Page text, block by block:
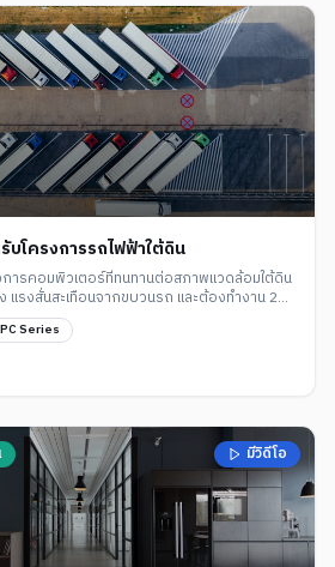
บโครงการรถไฟฟ้าใต้ดิน
ารคอมพิวเตอร์ที่ทนทานต่อสภาพแวดล้อมใต้ดิน
รงสั่นสะเทือนจากขบวนรถ และต้องทำงาน 24
จัดการสถานีและจอแสดงผลข้อมูลผู้โดยสาร
Series
มีวิดีโอ